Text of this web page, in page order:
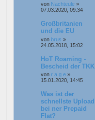
von Nachteule »
07.03.2020, 09:34
Großbritanien
und die EU
von brus »
24.05.2018, 15:02
HoT Roaming -
Bescheid der TKK
von r a g e »
15.01.2020, 14:45
Was ist der
schnellste Upload
bei ner Prepaid
Flat?